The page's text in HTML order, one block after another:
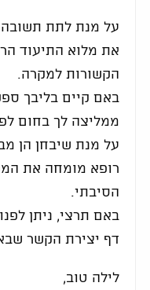
על מנת לתת
את מלוא התיעוד
הקשורות למקרה.
באם קיים בליבך
ממליצה לך בחום
על מנת שיבחן הן
רופא מומחה את
הסיבתי.
באם תרצי, ניתן
דף יצירת הקשר
לילה טוב,